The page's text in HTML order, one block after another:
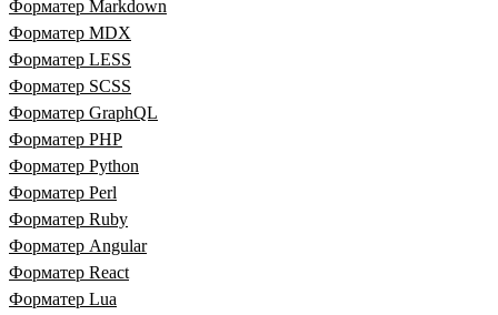
Форматер Markdown
Форматер MDX
Форматер LESS
Форматер SCSS
Форматер GraphQL
Форматер PHP
Форматер Python
Форматер Perl
Форматер Ruby
Форматер Angular
Форматер React
Форматер Lua